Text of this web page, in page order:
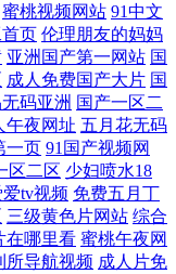
区免费1区二区 91TV在
A片 国产精选91 成人
97超级视频 91呦在线观
国内精品久久 亚洲欧
情丁香社区 成人男女午
蜜桃视频网站 91中文
页 伦理朋友的妈妈
亚洲国产第一网站 国
成人免费国产大片 国
码亚洲 国产一区二
午夜网址 五月花无码
一页 91国产视频网
区二区 少妇喷水18
tv视频 免费五月丁
三级黄色片网站 综合
在哪里看 蜜桃午夜网
所导航视频 成人片免